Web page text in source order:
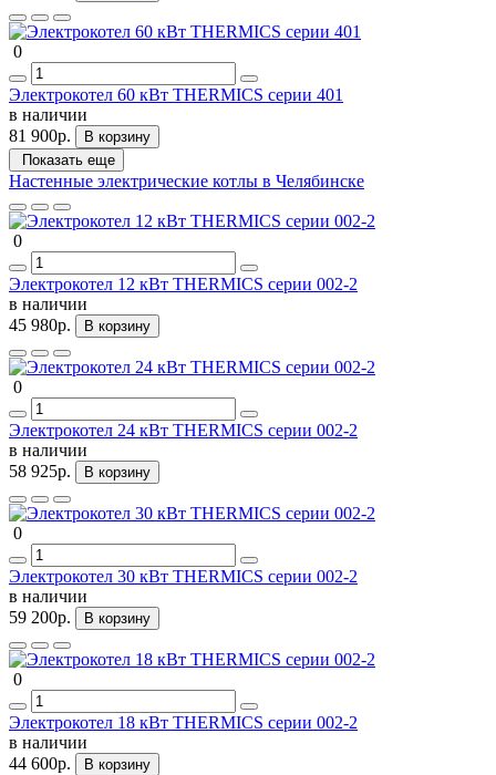
0
Электрокотел 60 кВт THERMICS серии 401
в наличии
81 900р.
В корзину
Показать еще
Настенные электрические котлы в Челябинске
0
Электрокотел 12 кВт THERMICS серии 002-2
в наличии
45 980р.
В корзину
0
Электрокотел 24 кВт THERMICS серии 002-2
в наличии
58 925р.
В корзину
0
Электрокотел 30 кВт THERMICS серии 002-2
в наличии
59 200р.
В корзину
0
Электрокотел 18 кВт THERMICS серии 002-2
в наличии
44 600р.
В корзину